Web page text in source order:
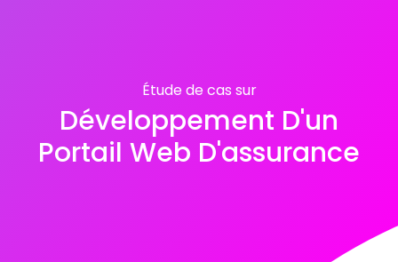
Étude de cas sur
Développement D'un
Portail Web D'assurance